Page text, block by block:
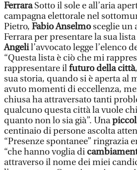
FerraraSotto il sole e all’aria
campagna elettorale nel
Pietro, Fabio Anselmosceglie un
Ferrara per presentare la sua
Angelil’avvocato legge l’elenco
“Questa lista è ciò che mi
rappresentare ilfuturo della città
sua storia, quando si è aperta al
avuto momenti di eccellenza,
chiusa ha attraversato tanti
qualcuno questa città la vuole
quanto non lo sia già”. Una
centinaio di persone ascolta
“Presenze spontanee” ringrazia
“che hanno voglia di
attraverso il nome dei miei